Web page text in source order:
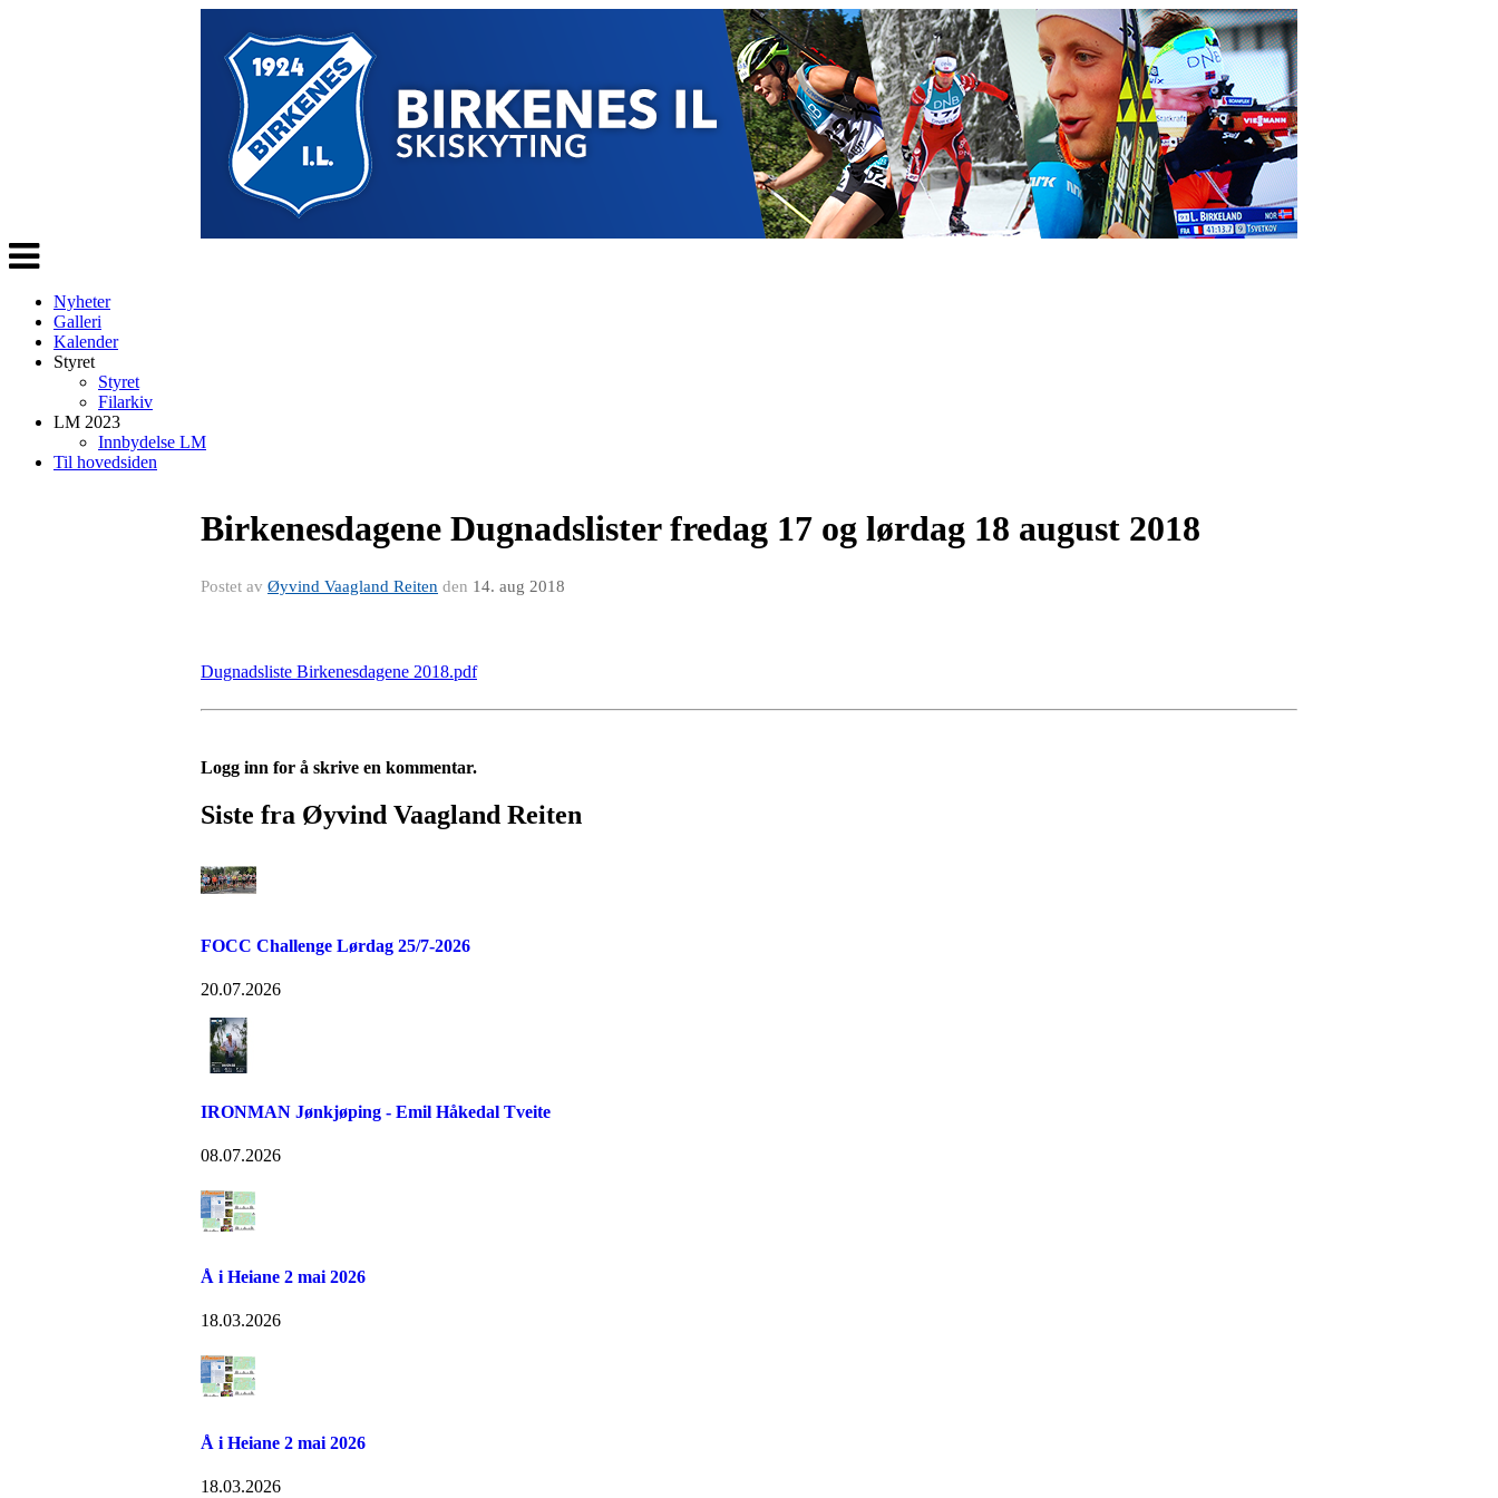
Veksle
navigasjon
Nyheter
Galleri
Kalender
Styret
Styret
Filarkiv
LM 2023
Innbydelse LM
Til hovedsiden
Birkenesdagene Dugnadslister fredag 17 og lørdag 18 august 2018
Postet av Øyvind Vaagland Reiten den 14. aug 2018
Dugnadsliste Birkenesdagene 2018.pdf
Logg inn for å skrive en kommentar.
Siste fra Øyvind Vaagland Reiten
FOCC Challenge Lørdag 25/7-2026
20.07.2026
IRONMAN Jønkjøping - Emil Håkedal Tveite
08.07.2026
Å i Heiane 2 mai 2026
18.03.2026
Å i Heiane 2 mai 2026
18.03.2026